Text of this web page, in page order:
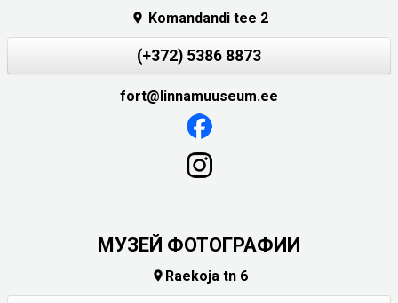
 Komandandi tee 2
(+372) 5386 8873
fort@linnamuuseum.ee
МУЗЕЙ ФОТОГРАФИИ
 Raekoja tn 6